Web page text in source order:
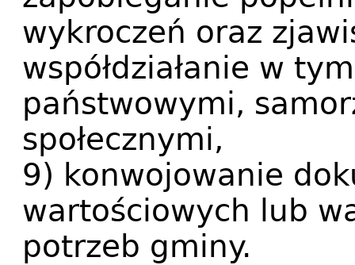
wykroczeń oraz
współdziałanie w
państwowymi,
społecznymi,
9) konwojowanie
wartościowych lub
potrzeb gminy.